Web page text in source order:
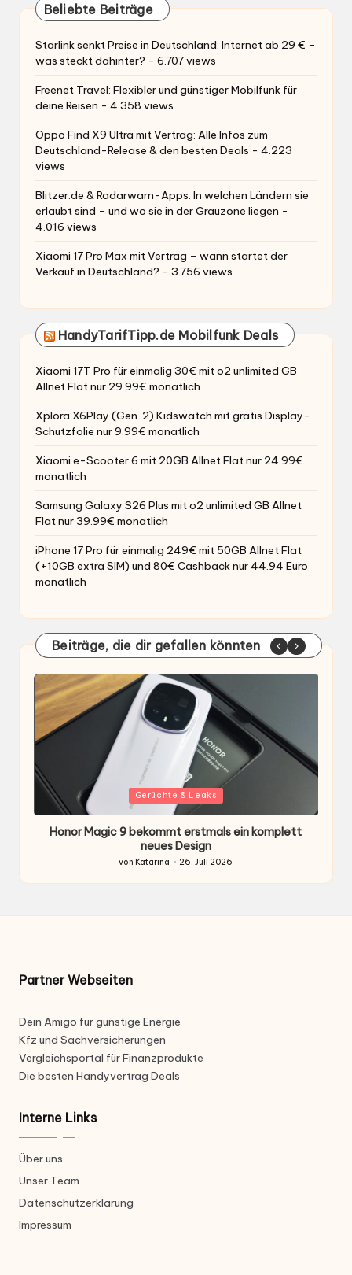
Beliebte Beiträge
Starlink senkt Preise in Deutschland: Internet ab 29 € –
was steckt dahinter? - 6.707 views
Freenet Travel: Flexibler und günstiger Mobilfunk für
deine Reisen - 4.358 views
Oppo Find X9 Ultra mit Vertrag: Alle Infos zum
Deutschland-Release & den besten Deals - 4.223
views
Blitzer.de & Radarwarn-Apps: In welchen Ländern sie
erlaubt sind – und wo sie in der Grauzone liegen -
4.016 views
Xiaomi 17 Pro Max mit Vertrag – wann startet der
Verkauf in Deutschland? - 3.756 views
HandyTarifTipp.de Mobilfunk Deals
Xiaomi 17T Pro für einmalig 30€ mit o2 unlimited GB
Allnet Flat nur 29.99€ monatlich
Xplora X6Play (Gen. 2) Kidswatch mit gratis Display-
Schutzfolie nur 9.99€ monatlich
Xiaomi e-Scooter 6 mit 20GB Allnet Flat nur 24.99€
monatlich
Samsung Galaxy S26 Plus mit o2 unlimited GB Allnet
Flat nur 39.99€ monatlich
iPhone 17 Pro für einmalig 249€ mit 50GB Allnet Flat
(+10GB extra SIM) und 80€ Cashback nur 44.94 Euro
monatlich
Beiträge, die dir gefallen könnten
Gepostet
Gerüchte & Leaks
Honor Magic 9 bekommt erstmals ein komplett
neues Design
Gepostet
von
von Katarina 26. Juli 2026
Partner Webseiten
Dein Amigo für günstige Energie
Kfz und Sachversicherungen
Vergleichsportal für Finanzprodukte
Die besten Handyvertrag Deals
Interne Links
Über uns
Unser Team
Datenschutzerklärung
Impressum